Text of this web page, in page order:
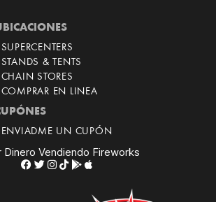
SUPERCENTERS
STANDS & TENTS
CHAIN STORES
COMPRAR EN LINEA
ENVIADME UN CUPÓN
Dinero Vendiendo Fireworks